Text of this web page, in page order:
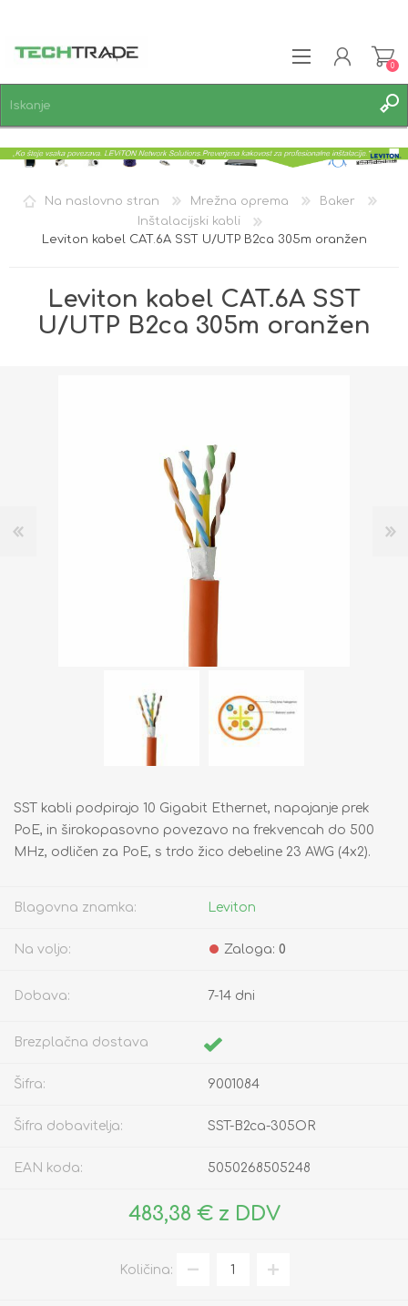
PRIJAVA
0
Na naslovno stran Mrežna oprema
Baker
Inštalacijski kabli
Leviton kabel CAT.6A SST U/UTP B2ca 305m oranžen
Leviton kabel CAT.6A SST
U/UTP B2ca 305m oranžen
SST kabli podpirajo 10 Gigabit Ethernet, napajanje prek
PoE, in širokopasovno povezavo na frekvencah do 500
MHz, odličen za PoE, s trdo žico debeline 23 AWG (4x2).
Blagovna znamka: Leviton
Na voljo: Zaloga: 0
Dobava: 7-14 dni
Brezplačna dostava
Šifra: 9001084
Šifra dobavitelja: SST-B2ca-305OR
EAN koda: 5050268505248
483,38 € z DDV
Količina: